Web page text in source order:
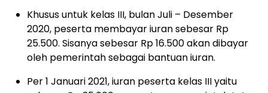
Khusus untuk kelas III, bulan Juli – Desember
2020, peserta membayar iuran sebesar Rp
25.500. Sisanya sebesar Rp 16.500 akan dibayar
oleh pemerintah sebagai bantuan iuran.
Per 1 Januari 2021, iuran peserta kelas III yaitu